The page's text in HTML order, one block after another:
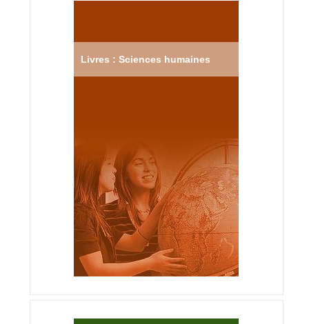
Livres : Sciences humaines